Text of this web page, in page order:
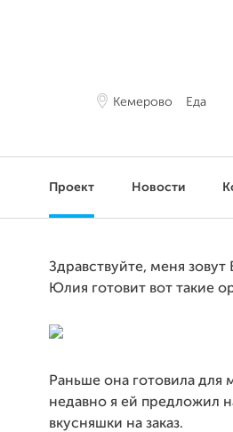
Кемерово Еда
Проект Новости
Здравствуйте, меня
Юлия готовит вот такие
Раньше она готовила
недавно я ей предложил
вкусняшки на заказ.